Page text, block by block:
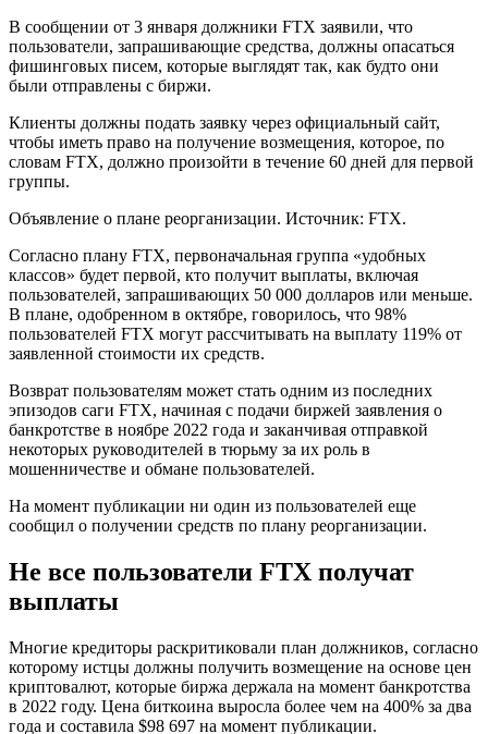
В сообщении от 3 января должники FTX заявили, что
пользователи, запрашивающие средства, должны опасаться
фишинговых писем, которые выглядят так, как будто они
были отправлены с биржи.
Клиенты должны подать заявку через официальный сайт,
чтобы иметь право на получение возмещения, которое, по
словам FTX, должно произойти в течение 60 дней для первой
группы.
Объявление о плане реорганизации. Источник: FTX.
Согласно плану FTX, первоначальная группа «удобных
классов» будет первой, кто получит выплаты, включая
пользователей, запрашивающих 50 000 долларов или меньше.
В плане, одобренном в октябре, говорилось, что 98%
пользователей FTX могут рассчитывать на выплату 119% от
заявленной стоимости их средств.
Возврат пользователям может стать одним из последних
эпизодов саги FTX, начиная с подачи биржей заявления о
банкротстве в ноябре 2022 года и заканчивая отправкой
некоторых руководителей в тюрьму за их роль в
мошенничестве и обмане пользователей.
На момент публикации ни один из пользователей еще
сообщил о получении средств по плану реорганизации.
Не все пользователи FTX получат
выплаты
Многие кредиторы раскритиковали план должников, согласно
которому истцы должны получить возмещение на основе цен
криптовалют, которые биржа держала на момент банкротства
в 2022 году. Цена биткоина выросла более чем на 400% за два
года и составила $98 697 на момент публикации.